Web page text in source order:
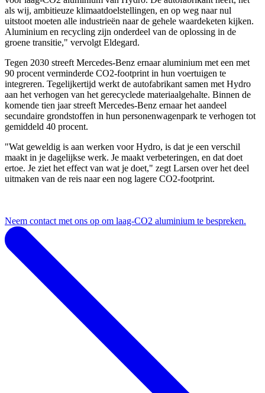
als wij, ambitieuze klimaatdoelstellingen, en op weg naar nul
uitstoot moeten alle industrieën naar de gehele waardeketen kijken.
Aluminium en recycling zijn onderdeel van de oplossing in de
groene transitie," vervolgt Eldegard.
Tegen 2030 streeft Mercedes-Benz ernaar aluminium met een met
90 procent verminderde CO2-footprint in hun voertuigen te
integreren. Tegelijkertijd werkt de autofabrikant samen met Hydro
aan het verhogen van het gerecyclede materiaalgehalte. Binnen de
komende tien jaar streeft Mercedes-Benz ernaar het aandeel
secundaire grondstoffen in hun personenwagenpark te verhogen tot
gemiddeld 40 procent.
"Wat geweldig is aan werken voor Hydro, is dat je een verschil
maakt in je dagelijkse werk. Je maakt verbeteringen, en dat doet
ertoe. Je ziet het effect van wat je doet," zegt Larsen over het deel
uitmaken van de reis naar een nog lagere CO2-footprint.
Neem contact met ons op om laag-CO2 aluminium te bespreken.